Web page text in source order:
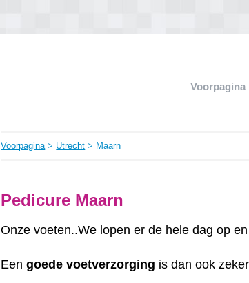
Voorpagina
Voorpagina> Utrecht > Maarn
Pedicure Maarn
Onze voeten..We lopen er de hele dag op
Eengoede voetverzorging is dan ook